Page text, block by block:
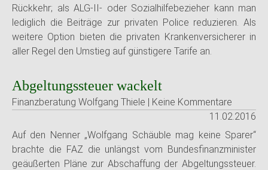
Rückkehr; als ALG-II- oder Sozialhilfebezieher kann man
lediglich die Beiträge zur privaten Police reduzieren. Als
weitere Option bieten die privaten Krankenversicherer in
aller Regel den Umstieg auf günstigere Tarife an.
Abgeltungssteuer wackelt
Finanzberatung Wolfgang Thiele | Keine Kommentare
11.02.2016
Auf den Nenner „Wolfgang Schäuble mag keine Sparer“
brachte die FAZ die unlängst vom Bundesfinanzminister
geäußerten Pläne zur Abschaffung der Abgeltungssteuer.